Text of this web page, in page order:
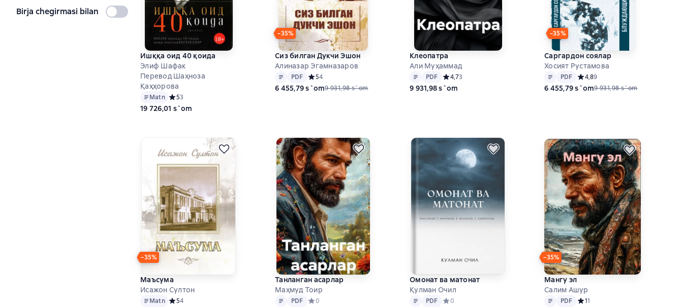
Birja chegirmasi bilan Tanlanmagan
Ишққа оид 40 қоида
Элиф Шафак
Перевод Шаҳноза
Қаҳҳорова
Matn Средний рейтинг 5 на основе 3 оценок
53
19 726,01 s`om
−35%
Сиз билган Дукчи Эшон
Алиназар Эгамназаров
Matn PDF
PDF Средний рейтинг 5 на основе 4 оценок
54
6 455,79 s`om9 931,98 s`om
Клеопатра
Али Муҳаммад
Matn PDF
PDF Средний рейтинг 4,7 на основе 3 оценок
4,73
9 931,98 s`om
−35%
Саргардон соялар
Хосият Рустамова
Matn PDF
PDF Средний рейтинг 4,8 на основе 9
4,89
6 455,79 s`om9 931,98 s`om
−35%
Маъсума
Исажон Султон
Matn Средний рейтинг 5 на основе 4 оценок
54
Танланган асарлар
Маҳмуд Тоир
Matn PDF
PDF Средний рейтинг 0 на основе 0 оценок
0
Омонат ва матонат
Қулман Очил
Matn PDF
PDF Средний рейтинг 0 на основе 0 оценок
0
−35%
Мангу эл
Салим Ашур
Matn PDF
PDF Средний рейтинг 1 на основе 1
11